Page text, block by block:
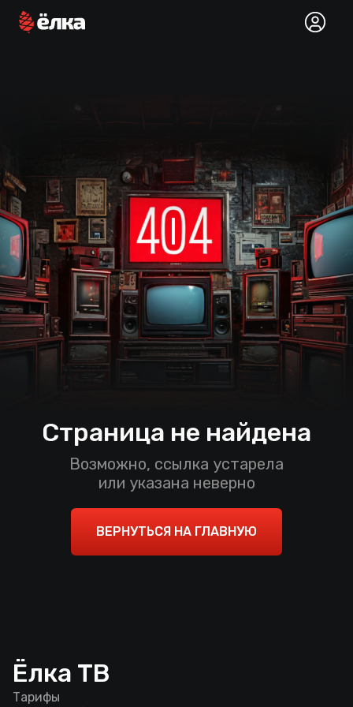
Страница не найдена
Возможно, ссылка устарела
или указана неверно
ВЕРНУТЬСЯ НА ГЛАВНУЮ
Ёлка ТВ
Тарифы